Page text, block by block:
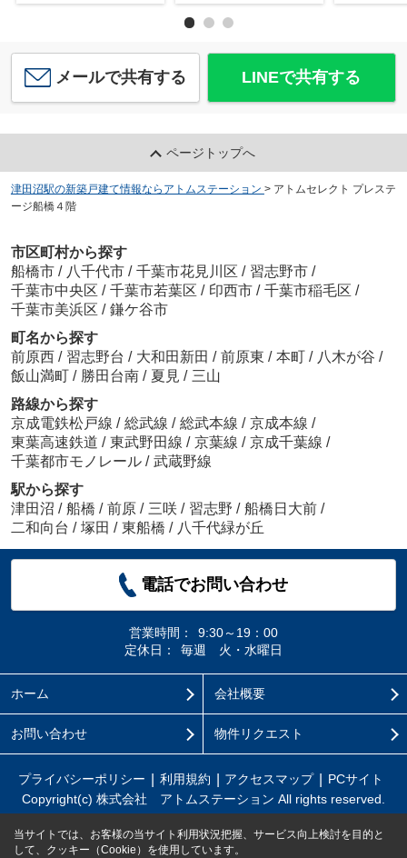
メールで共有する LINEで共有する
ページトップへ
津田沼駅の新築戸建て情報ならアトムステーション > アトムセレクト プレステ
ージ船橋４階
市区町村から探す
船橋市 / 八千代市 / 千葉市花見川区 / 習志野市 /
千葉市中央区 / 千葉市若葉区 / 印西市 / 千葉市稲毛区 /
千葉市美浜区 / 鎌ケ谷市
町名から探す
前原西 / 習志野台 / 大和田新田 / 前原東 / 本町 / 八木が谷 /
飯山満町 / 勝田台南 / 夏見 / 三山
路線から探す
京成電鉄松戸線 / 総武線 / 総武本線 / 京成本線 /
東葉高速鉄道 / 東武野田線 / 京葉線 / 京成千葉線 /
千葉都市モノレール / 武蔵野線
駅から探す
津田沼 / 船橋 / 前原 / 三咲 / 習志野 / 船橋日大前 /
二和向台 / 塚田 / 東船橋 / 八千代緑が丘
電話でお問い合わせ
営業時間：
9:30～19：00
定休日：
毎週 火・水曜日
ホーム 会社概要
お問い合わせ 物件リクエスト
プライバシーポリシー 利用規約 アクセスマップ
PCサイト
Copyright(c) 株式会社 アトムステーション All rights reserved.
当サイトでは、お客様の当サイト利用状況把握、サービス向上検討を目的と
して、クッキー（Cookie）を使用しています。